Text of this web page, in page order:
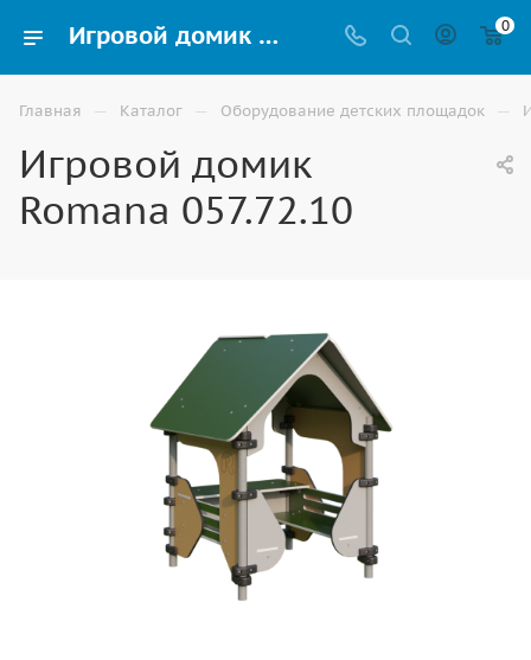
Игровой домик Romana 057.72.10 на улицу для детской площадки купить в Элисте 0
Главная — Каталог — Оборудование детских площадок —
Игровой домик
Romana 057.72.10